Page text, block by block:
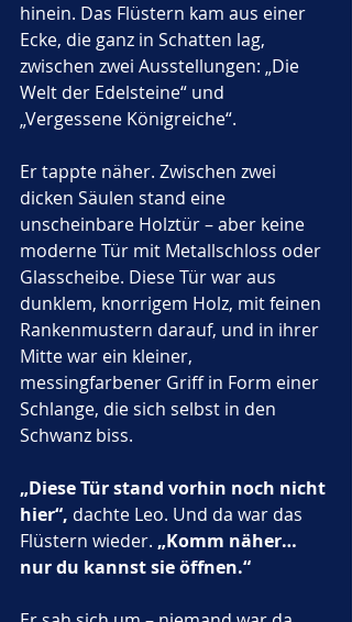
hinein. Das Flüstern kam aus einer
Ecke, die ganz in Schatten lag,
zwischen zwei Ausstellungen: „Die
Welt der Edelsteine“ und
„Vergessene Königreiche“.
Er tappte näher. Zwischen zwei
dicken Säulen stand eine
unscheinbare Holztür – aber keine
moderne Tür mit Metallschloss oder
Glasscheibe. Diese Tür war aus
dunklem, knorrigem Holz, mit feinen
Rankenmustern darauf, und in ihrer
Mitte war ein kleiner,
messingfarbener Griff in Form einer
Schlange, die sich selbst in den
Schwanz biss.
„Diese Tür stand vorhin noch nicht
hier“, dachte Leo. Und da war das
Flüstern wieder. „Komm näher…
nur du kannst sie öffnen.“